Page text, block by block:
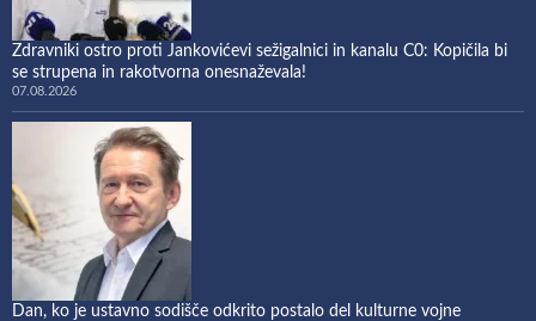
Zdravniki ostro proti Jankovićevi sežigalnici in kanalu C0: Kopičila bi
se strupena in rakotvorna onesnaževala!
07.08.2026
Dan, ko je ustavno sodišče odkrito postalo del kulturne vojne